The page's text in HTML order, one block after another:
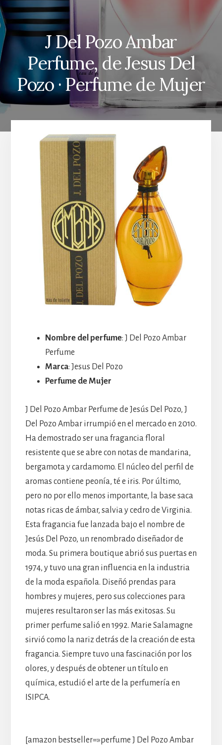
J Del Pozo Ambar
Perfume, de Jesus Del
Pozo · Perfume de Mujer
Nombre del perfume: J Del Pozo Ambar
Perfume
Marca: Jesus Del Pozo
Perfume de Mujer
J Del Pozo Ambar Perfume de Jesús Del Pozo, J
Del Pozo Ambar irrumpió en el mercado en 2010.
Ha demostrado ser una fragancia floral
resistente que se abre con notas de mandarina,
bergamota y cardamomo. El núcleo del perfil de
aromas contiene peonía, té e iris. Por último,
pero no por ello menos importante, la base saca
notas ricas de ámbar, salvia y cedro de Virginia.
Esta fragancia fue lanzada bajo el nombre de
Jesús Del Pozo, un renombrado diseñador de
moda. Su primera boutique abrió sus puertas en
1974, y tuvo una gran influencia en la industria
de la moda española. Diseñó prendas para
hombres y mujeres, pero sus colecciones para
mujeres resultaron ser las más exitosas. Su
primer perfume salió en 1992. Marie Salamagne
sirvió como la nariz detrás de la creación de esta
fragancia. Siempre tuvo una fascinación por los
olores, y después de obtener un título en
química, estudió el arte de la perfumería en
ISIPCA.
[amazon bestseller=»perfume J Del Pozo Ambar